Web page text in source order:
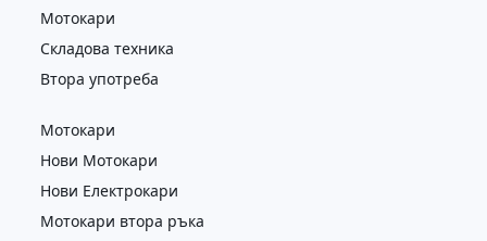
Мотокари
Складова техника
Втора употреба
Мотокари
Нови Мотокари
Нови Електрокари
Мотокари втора ръка